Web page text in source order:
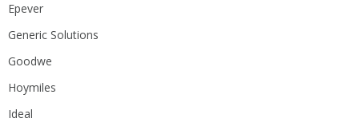
Epever
Generic Solutions
Goodwe
Hoymiles
Ideal